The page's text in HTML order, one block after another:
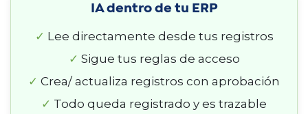
IA dentro de tu ERP
✓ Lee directamente desde tus registros
✓ Sigue tus reglas de acceso
✓ Crea/ actualiza registros con aprobación
✓ Todo queda registrado y es trazable